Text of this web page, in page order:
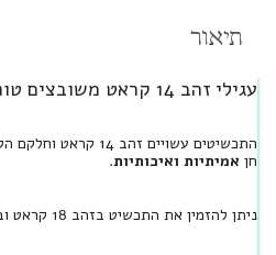
תיאור
עגילי זהב 14 קראט משובצים טורמלין בצורת טיפה
התכשיטים עשויים זהב
חן אמיתיות ואיכותיות.
ניתן להזמין את התכשיט בזהב 18 קראט ובשיבוץ של אבן חן אחרת.